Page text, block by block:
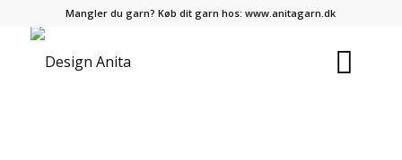
Mangler du garn? Køb dit garn hos:www.anitagarn.dk